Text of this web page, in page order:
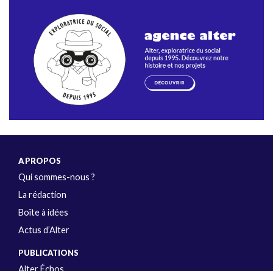
A PROPOS
Qui sommes-nous ?
La rédaction
Boîte à idées
Actus d’Alter
PUBLICATIONS